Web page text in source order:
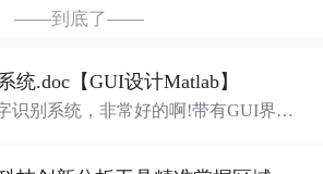
——到底了——
统.doc【GUI设计Matlab】
识别系统，非常好的啊!带有GUI界